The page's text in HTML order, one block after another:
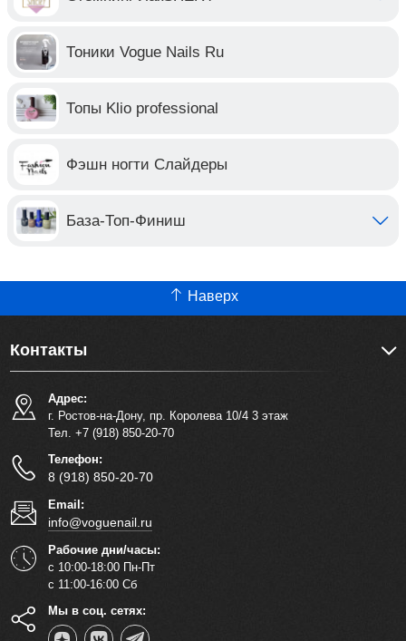
Тоники Vogue Nails Ru
Топы Klio professional
Фэшн ногти Слайдеры
База-Топ-Финиш
Наверх
Контакты
Адрес:
г. Ростов-на-Дону, пр. Королева 10/4 3 этаж
Тел. +7 (918) 850-20-70
Телефон:
8 (918) 850-20-70
Email:
info@voguenail.ru
Рабочие дни/часы:
с 10:00-18:00 Пн-Пт
с 11:00-16:00 Сб
Мы в соц. сетях: